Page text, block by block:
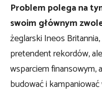
Problem polega na
swoim głównym
żeglarski Ineos
pretendent rekordów,
wsparciem finansowym,
budować i